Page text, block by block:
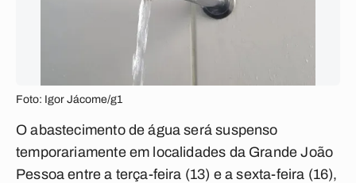
Foto: Igor Jácome/g1
O abastecimento de água será suspenso
temporariamente em localidades da Grande João
Pessoa entre a terça-feira (13) e a sexta-feira (16),